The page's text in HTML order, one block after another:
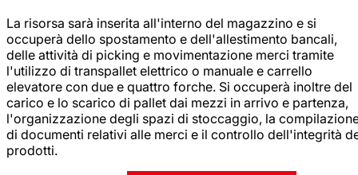
La risorsa sarà inserita all'interno del magazzino e si
occuperà dello spostamento e dell'allestimento bancali,
delle attività di picking e movimentazione merci tramite
l'utilizzo di transpallet elettrico o manuale e carrello
elevatore con due e quattro forche. Si occuperà inoltre del
carico e lo scarico di pallet dai mezzi in arrivo e partenza,
l'organizzazione degli spazi di stoccaggio, la
di documenti relativi alle merci e il controllo dell'integrità
prodotti.